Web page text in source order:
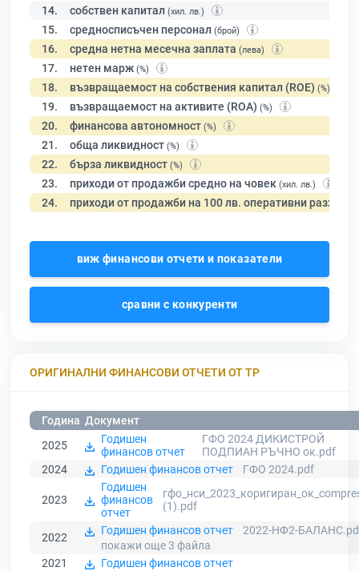
14. собствен капитал (хил. лв.)
15. средносписъчен персонал (брой)
16. средна нетна месечна заплата (лева)
17. нетен марж (%)
18. възвращаемост на собствения капитал (ROE) (%)
19. възвращаемост на активите (ROA) (%)
20. финансова автономност (%)
21. обща ликвидност (%)
22. бърза ликвидност (%)
23. приходи от продажби средно на човек (хил. лв.)
24. приходи от продажби на 100 лв. оперативни разходи
виж финансови отчети и показатели
сравни с конкуренти
ОРИГИНАЛНИ ФИНАНСОВИ ОТЧЕТИ ОТ ТР
Година Документ
2025
Годишен
финансов отчет
ГФО 2024 ДИКИСТРОЙ
ПОДПИАН РЪЧНО ок.pdf
2024
Годишен финансов отчет ГФО 2024.pdf
2023
Годишен
финансов
отчет
(1).pdf
2022
Годишен финансов отчет
2022-НФ2-
покажи още 3 файла
2021
Годишен финансов отчет